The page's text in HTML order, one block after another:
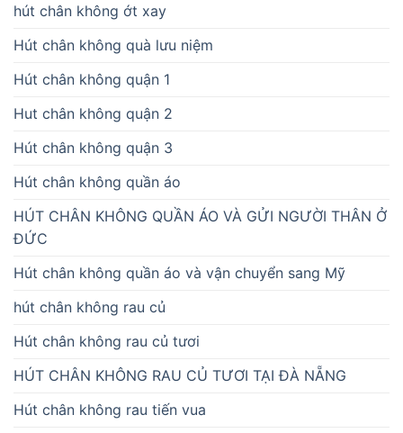
hút chân không ớt xay
Hút chân không quà lưu niệm
Hút chân không quận 1
Hut chân không quận 2
Hút chân không quận 3
Hút chân không quần áo
HÚT CHÂN KHÔNG QUẦN ÁO VÀ GỬI NGƯỜI THÂN Ở
ĐỨC
Hút chân không quần áo và vận chuyển sang Mỹ
hút chân không rau củ
Hút chân không rau củ tươi
HÚT CHÂN KHÔNG RAU CỦ TƯƠI TẠI ĐÀ NẴNG
Hút chân không rau tiến vua